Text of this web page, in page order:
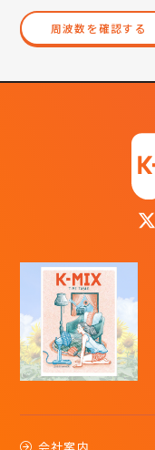
周波数を確認する